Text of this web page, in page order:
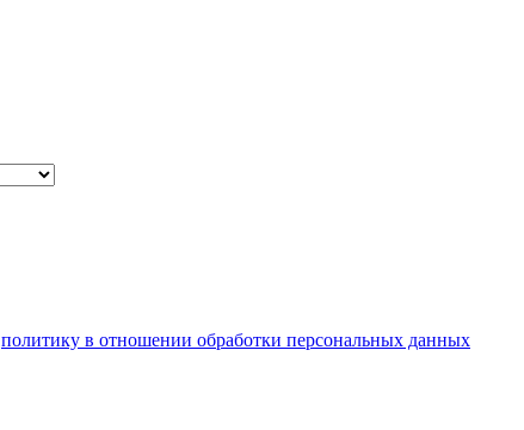
политику в отношении обработки персональных данных